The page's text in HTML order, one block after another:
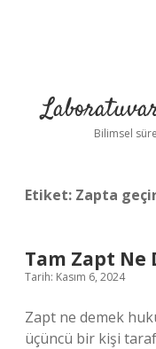
Bilimsel
Etiket: Zapta
Tam Zapt Ne
Tarih: Kasım 6, 2024
Zapt ne demek
üçüncü bir kişi